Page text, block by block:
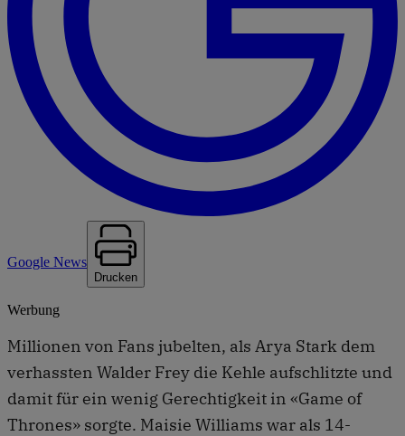
Google News
Drucken
Werbung
Millionen von Fans jubelten, als Arya Stark dem
verhassten Walder Frey die Kehle aufschlitzte und
damit für ein wenig Gerechtigkeit in «Game of
Thrones» sorgte. Maisie Williams war als 14-